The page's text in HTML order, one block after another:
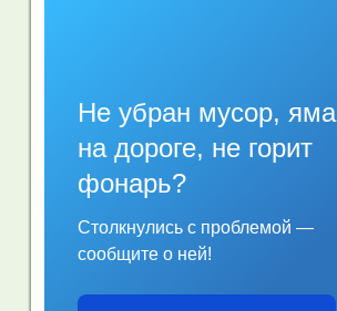
Не убран мусор, яма
на дороге, не горит
фонарь?
Столкнулись с проблемой —
сообщите о ней!